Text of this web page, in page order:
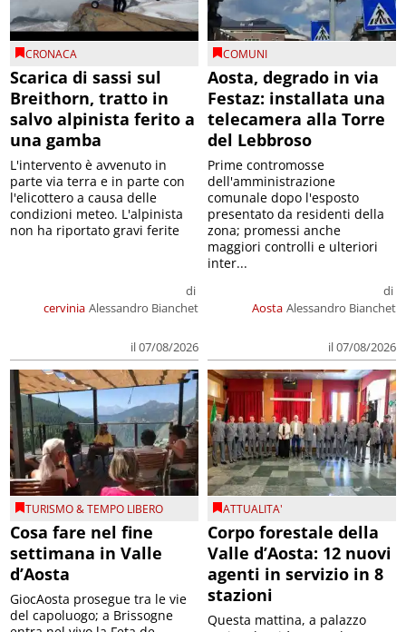
CRONACA
Scarica di sassi sul
Breithorn, tratto in
salvo alpinista ferito a
una gamba
cervinia
di
Alessandro Bianchet
il 07/08/2026
L'intervento è avvenuto in
parte via terra e in parte con
l'elicottero a causa delle
condizioni meteo. L'alpinista
non ha riportato gravi ferite
COMUNI
Aosta, degrado in via
Festaz: installata una
telecamera alla Torre
del Lebbroso
Aosta
di
Alessandro Bianchet
il 07/08/2026
Prime contromosse
dell'amministrazione
comunale dopo l'esposto
presentato da residenti della
zona; promessi anche
maggiori controlli e ulteriori
inter...
TURISMO & TEMPO LIBERO
Cosa fare nel fine
settimana in Valle
d’Aosta
GiocAosta prosegue tra le vie
del capoluogo; a Brissogne
ATTUALITA'
Corpo forestale della
Valle d’Aosta: 12 nuovi
agenti in servizio in 8
stazioni
Questa mattina, a palazzo